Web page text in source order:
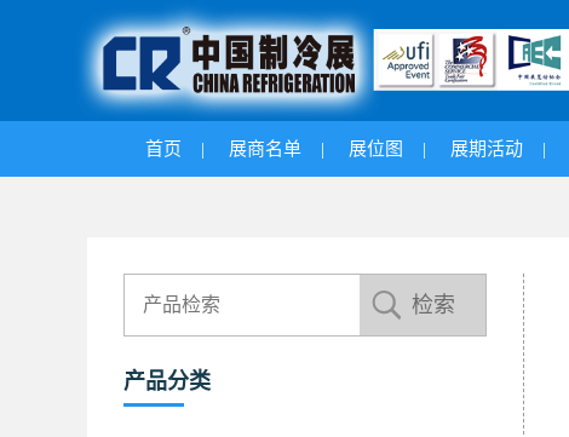
首页 | 展商名单 | 展位图 | 展期活动 |
产品分类